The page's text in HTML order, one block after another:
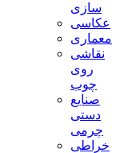
سازی
عکاسی
معماری
نقاشی
روی
چوب
صنایع
دستی
چرمی
خراطی